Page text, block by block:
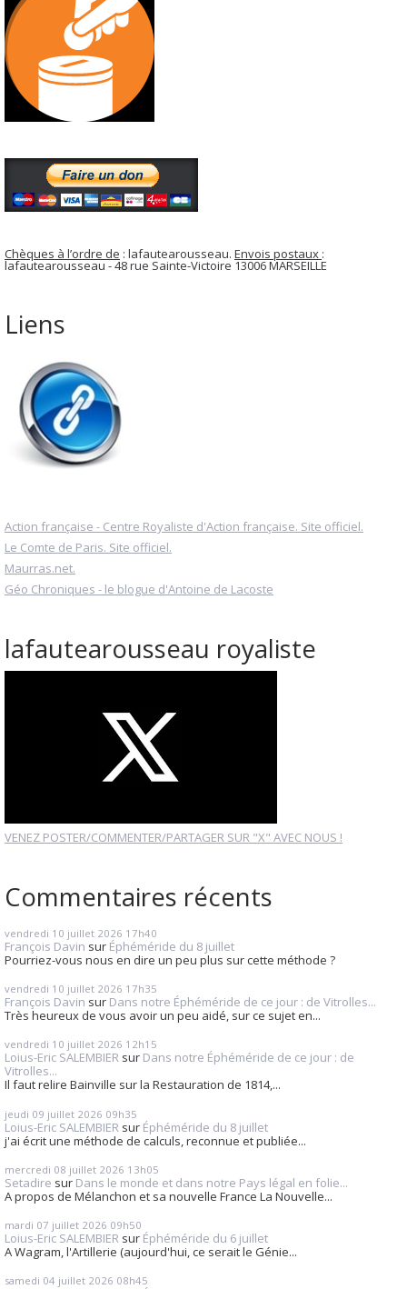
Chèques à l’ordre de : lafautearousseau. Envois postaux :
lafautearousseau - 48 rue Sainte-Victoire 13006 MARSEILLE
Liens
Action française - Centre Royaliste d'Action française. Site officiel.
Le Comte de Paris. Site officiel.
Maurras.net.
Géo Chroniques - le blogue d'Antoine de Lacoste
lafautearousseau royaliste
VENEZ POSTER/COMMENTER/PARTAGER SUR "X" AVEC NOUS !
Commentaires récents
vendredi 10 juillet 2026 17h40
François Davin sur Éphéméride du 8 juillet
Pourriez-vous nous en dire un peu plus sur cette méthode ?
vendredi 10 juillet 2026 17h35
François Davin sur Dans notre Éphéméride de ce jour : de Vitrolles...
Très heureux de vous avoir un peu aidé, sur ce sujet en...
vendredi 10 juillet 2026 12h15
Loius-Eric SALEMBIER sur Dans notre Éphéméride de ce jour : de
Vitrolles...
Il faut relire Bainville sur la Restauration de 1814,...
jeudi 09 juillet 2026 09h35
Loius-Eric SALEMBIER sur Éphéméride du 8 juillet
j'ai écrit une méthode de calculs, reconnue et publiée...
mercredi 08 juillet 2026 13h05
Setadire sur Dans le monde et dans notre Pays légal en folie...
A propos de Mélanchon et sa nouvelle France La Nouvelle...
mardi 07 juillet 2026 09h50
Loius-Eric SALEMBIER sur Éphéméride du 6 juillet
A Wagram, l'Artillerie (aujourd'hui, ce serait le Génie...
samedi 04 juillet 2026 08h45